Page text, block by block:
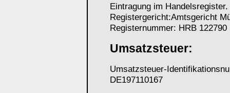
Eintragung im Handelsregister.
Registergericht:Amtsgericht
Registernummer: HRB 122790
Umsatzsteuer:
Umsatzsteuer-
DE197110167